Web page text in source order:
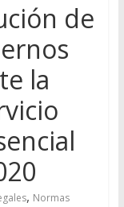
de
la
, Normas